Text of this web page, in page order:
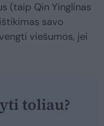
(taip Qin Yinglinas
savo
viešumos, jei
toliau?